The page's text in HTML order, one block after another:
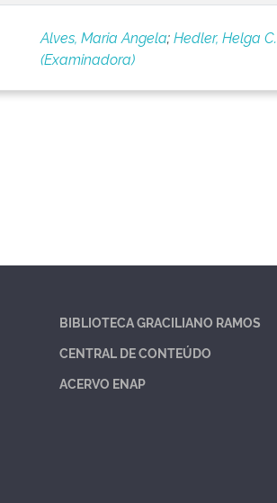
Alves, Maria Angela;Hedler, Helga C.
(Examinadora)
BIBLIOTECA GRACILIANO RAMOS
CENTRAL DE CONTEÚDO
ACERVO ENAP